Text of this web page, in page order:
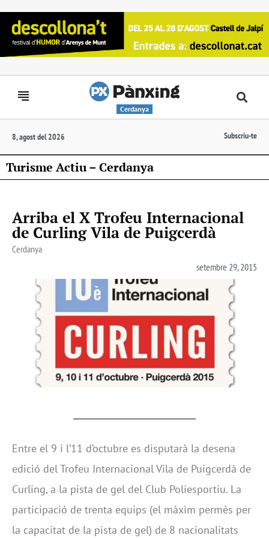
Cerdanya
8, agost del 2026 Subscriu-te
Turisme Actiu – Cerdanya
Arriba el X Trofeu Internacional
de Curling Vila de Puigcerdà
Cerdanya
setembre 29, 2015
Entre el 9 i l’11 d’octubre es disputarà la desena
edició del Trofeu Internacional Vila de Puigcerdà de
Curling, a la pista de gel del Club Poliesportiu. La
participació de trenta equips (el màxim permès per
la capacitat de la pista de gel) de 8 nacionalitats